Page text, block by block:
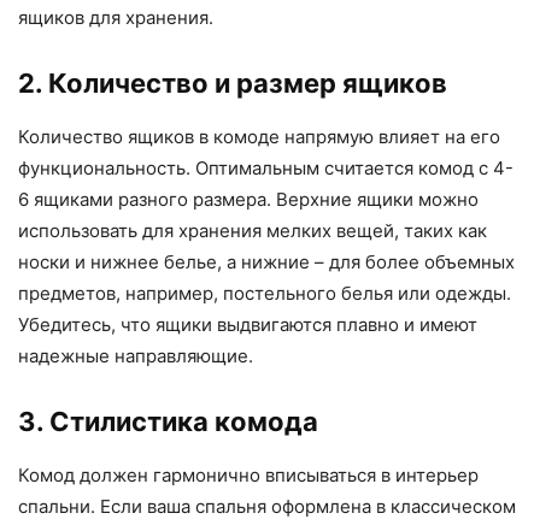
ящиков для хранения.
2. Количество и размер ящиков
Количество ящиков в комоде напрямую влияет на его
функциональность. Оптимальным считается комод с 4-
6 ящиками разного размера. Верхние ящики можно
использовать для хранения мелких вещей, таких как
носки и нижнее белье, а нижние – для более объемных
предметов, например, постельного белья или одежды.
Убедитесь, что ящики выдвигаются плавно и имеют
надежные направляющие.
3. Стилистика комода
Комод должен гармонично вписываться в интерьер
спальни. Если ваша спальня оформлена в классическом